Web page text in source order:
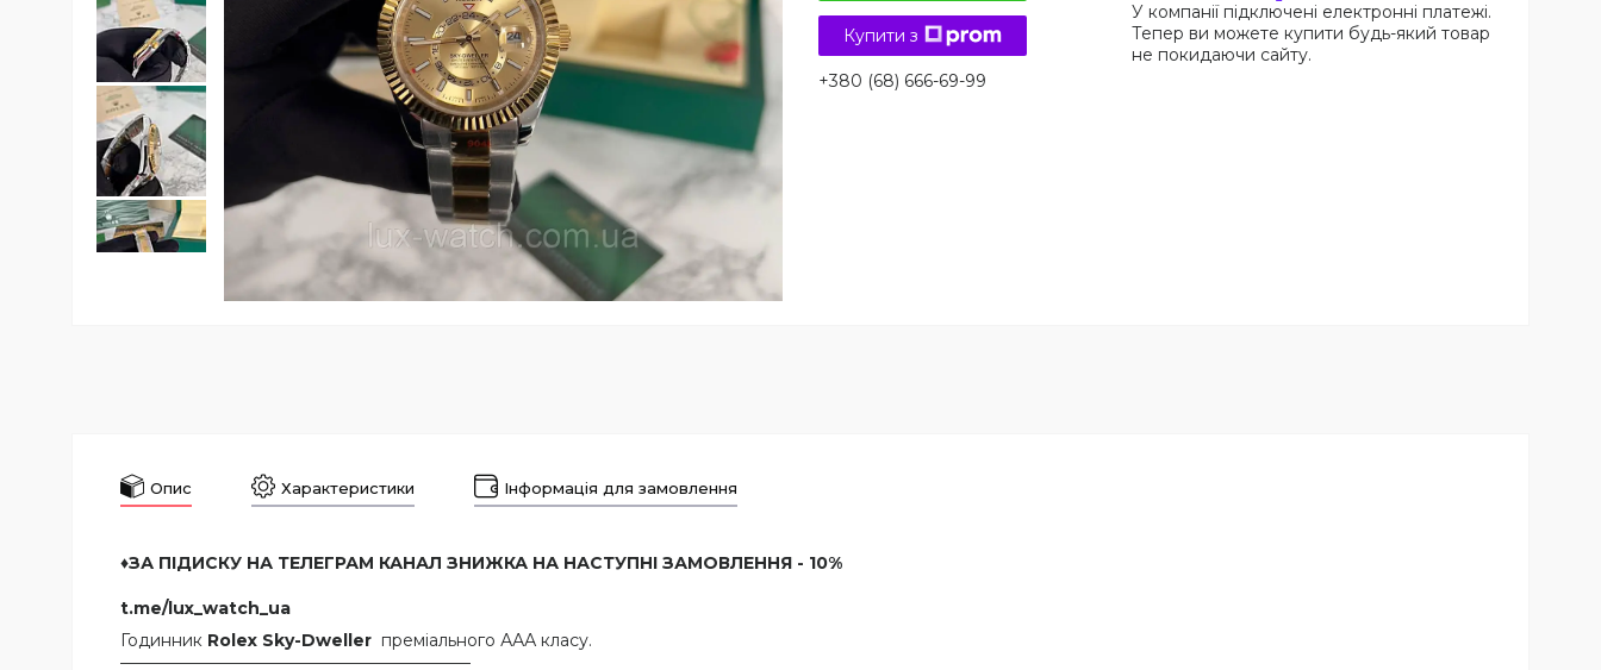
Купити з
+380 (68) 666-69-99
У компанії підключені електронні платежі.
Тепер ви можете купити будь-який товар
не покидаючи сайту.
Опис Характеристики Інформація для замовлення
♦️ЗА ПІДИСКУ НА ТЕЛЕГРАМ КАНАЛ ЗНИЖКА НА НАСТУПНІ ЗАМОВЛЕННЯ - 10%
t.me/lux_watch_ua
Годинник Rolex Sky-Dweller преміального ААА класу.
—————————————————————